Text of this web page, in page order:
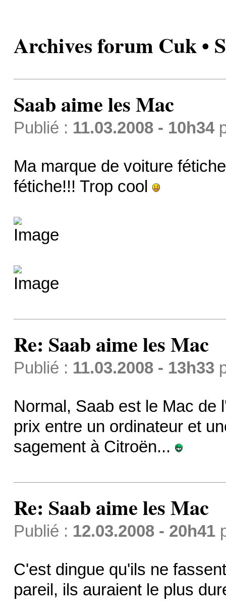
Archives forum Cuk •
Saab aime les Mac
Publié : 11.03.2008 - 10h34
Ma marque de voiture
fétiche!!! Trop cool
Re: Saab aime les Mac
Publié : 11.03.2008 - 13h33
Normal, Saab est le Mac de
prix entre un ordinateur et
sagement à Citroën...
Re: Saab aime les Mac
Publié : 12.03.2008 - 20h41
C'est dingue qu'ils ne
pareil, ils auraient le plus